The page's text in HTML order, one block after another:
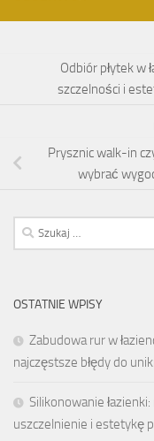
Odbiór płytek w
szczelności i
Prysznic walk-in
wybrać
Szukaj:
OSTATNIE WPISY
Zabudowa rur w
najczęstsze błędy do
Silikonowanie
uszczelnienie i estetykę